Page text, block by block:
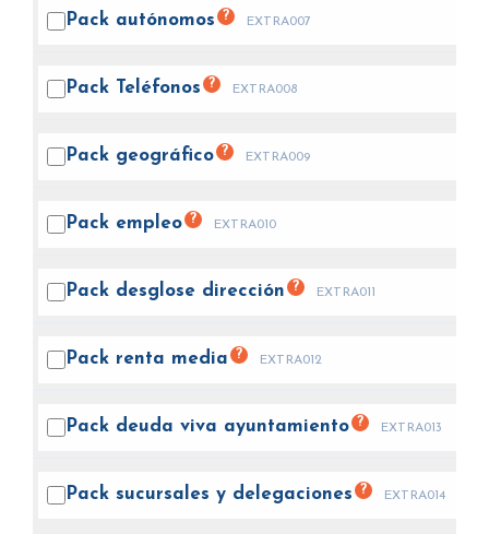
Pack autónomos ? EXTRA007
Pack Teléfonos ? EXTRA008
Pack geográfico ? EXTRA009
Pack empleo ? EXTRA010
Pack desglose dirección ? EXTRA011
Pack renta media ? EXTRA012
Pack deuda viva ayuntamiento ? EXTRA013
Pack sucursales y delegaciones ? EXTRA014